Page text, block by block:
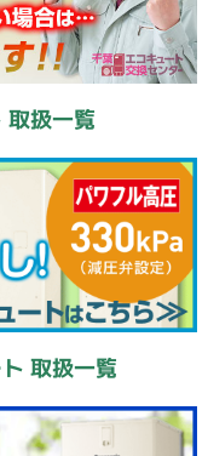
取扱一覧
取扱一覧